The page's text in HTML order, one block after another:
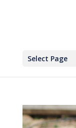
Select Page